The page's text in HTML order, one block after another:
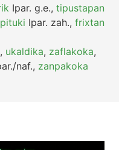
Ipar. g.e.,tipustapan
Ipar. zah.,frixtan
, ukaldika, zaflakoka,
naf., zanpakoka